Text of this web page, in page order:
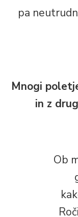
pa
Mnogi
in z
Ob